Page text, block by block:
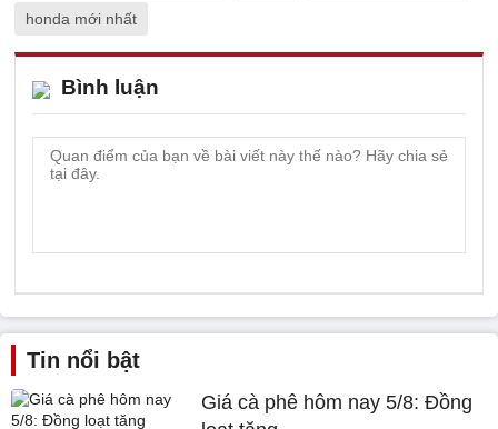
honda mới nhất
Bình luận
Tin nổi bật
Giá cà phê hôm nay 5/8: Đồng